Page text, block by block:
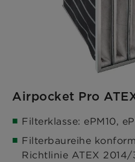
Airpocket Pro
Filterklasse: ePM10,
Filterbaureihe
Richtlinie ATEX